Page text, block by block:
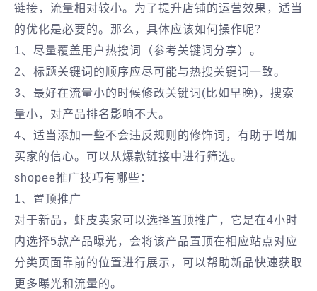
链接，流量相对较小。为了提升店铺的运营效果，适当
的优化是必要的。那么，具体应该如何操作呢？
1、尽量覆盖用户热搜词（参考关键词分享）。
2、标题关键词的顺序应尽可能与热搜关键词一致。
3、最好在流量小的时候修改关键词(比如早晚)，搜索
量小，对产品排名影响不大。
4、适当添加一些不会违反规则的修饰词，有助于增加
买家的信心。可以从爆款链接中进行筛选。
shopee推广技巧有哪些：
1、置顶推广
对于新品，虾皮卖家可以选择置顶推广，它是在4小时
内选择5款产品曝光，会将该产品置顶在相应站点对应
分类页面靠前的位置进行展示，可以帮助新品快速获取
更多曝光和流量的。